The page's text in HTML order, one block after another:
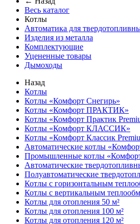
Весь каталог
Котлы
Автоматика для
Изделия из металла
Комплектующие
Уцененные товары
Дымоходы
Назад
Котлы
Котлы «Комфорт Снегирь»
Котлы «Комфорт ПРАКТИК»
Котлы «Комфорт Практик
Котлы «Комфорт КЛАССИК»
Котлы «Комфорт Классик
Автоматические котлы
Промышленные котлы
Автоматические
Полуавтоматические
Котлы с горизонтальным
Котлы с вертикальным
Котлы для отопления 50 м²
Котлы для отопления 100 м²
Котлы для отопления 120 м²